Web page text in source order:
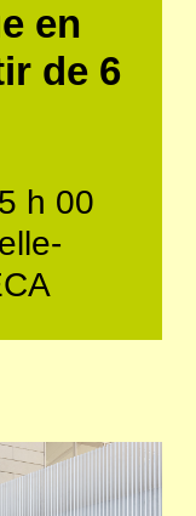
en
de 6
h 00